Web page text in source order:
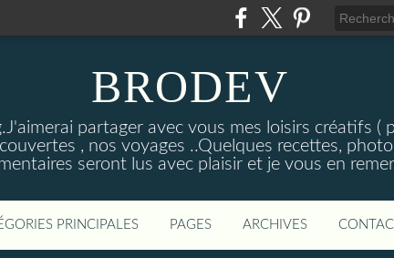
BRODEV
partager avec vous mes loisirs créatifs (
, nos voyages ..Quelques recettes,
seront lus avec plaisir et je vous en
PRINCIPALES PAGES ARCHIVES